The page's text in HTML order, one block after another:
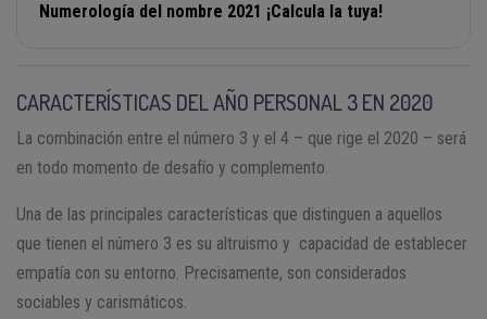
Numerología del nombre 2021 ¡Calcula la tuya!
CARACTERÍSTICAS DEL AÑO PERSONAL 3 EN 2020
La combinación entre el número 3 y el 4 – que rige el 2020 – será
en todo momento de desafío y complemento.
Una de las principales características que distinguen a aquellos
que tienen el número 3 es su altruismo y capacidad de establecer
empatía con su entorno. Precisamente, son considerados
sociables y carismáticos.